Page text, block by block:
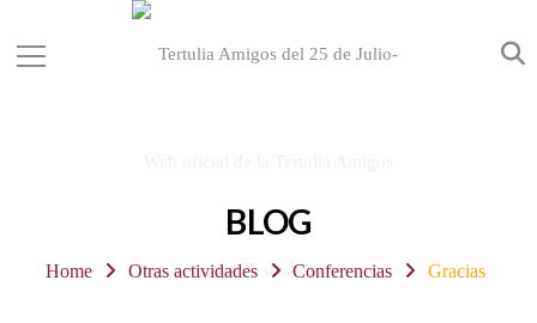
BLOG
Home Otras actividades Conferencias Gracias